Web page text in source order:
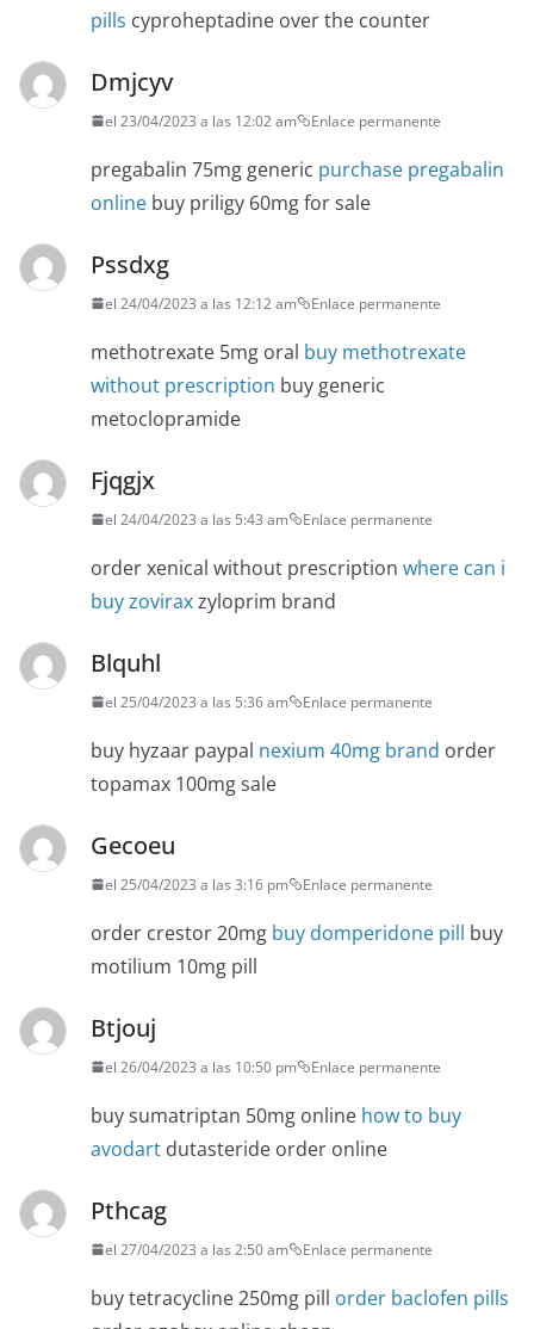
pills cyproheptadine over the counter
Dmjcyv
el 23/04/2023 a las 12:02 am Enlace permanente
pregabalin 75mg generic purchase pregabalin
online buy priligy 60mg for sale
Pssdxg
el 24/04/2023 a las 12:12 am Enlace permanente
methotrexate 5mg oral buy methotrexate
without prescription buy generic
metoclopramide
Fjqgjx
el 24/04/2023 a las 5:43 am Enlace permanente
order xenical without prescription where can i
buy zoviraxzyloprim brand
Blquhl
el 25/04/2023 a las 5:36 am Enlace permanente
buy hyzaar paypal nexium 40mg brand order
topamax 100mg sale
Gecoeu
el 25/04/2023 a las 3:16 pm Enlace permanente
order crestor 20mg buy domperidone pill buy
motilium 10mg pill
Btjouj
el 26/04/2023 a las 10:50 pm Enlace permanente
buy sumatriptan 50mg online how to buy
avodart dutasteride order online
Pthcag
el 27/04/2023 a las 2:50 am Enlace permanente
buy tetracycline 250mg pill order baclofen pills